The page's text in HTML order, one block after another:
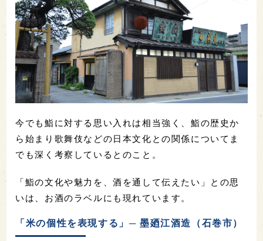
今でも鮨に対する思い入れは相当強く、鮨の歴史か
ら始まり歌舞伎などの日本文化との関係についてま
でも深く考察しているとのこと。
「鮨の文化や魅力を、酒を通して伝えたい」との思
いは、お酒のラベルにも現れています。
「米の個性を表現する」─ 墨廼江酒造（石巻市）